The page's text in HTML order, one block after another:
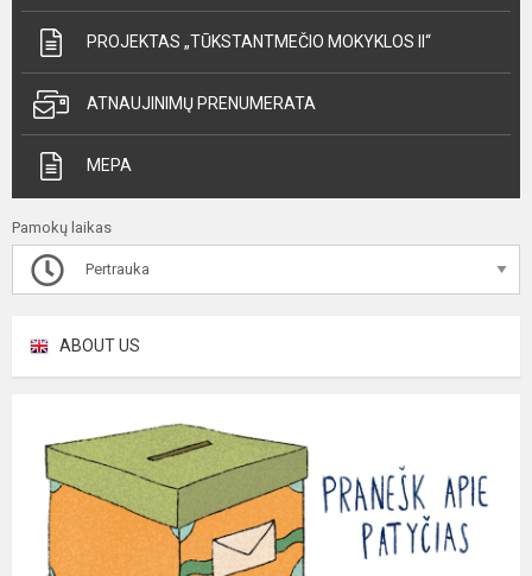
PROJEKTAS „TŪKSTANTMEČIO MOKYKLOS II“
ATNAUJINIMŲ PRENUMERATA
MEPA
Pamokų laikas
Pertrauka
ABOUT US